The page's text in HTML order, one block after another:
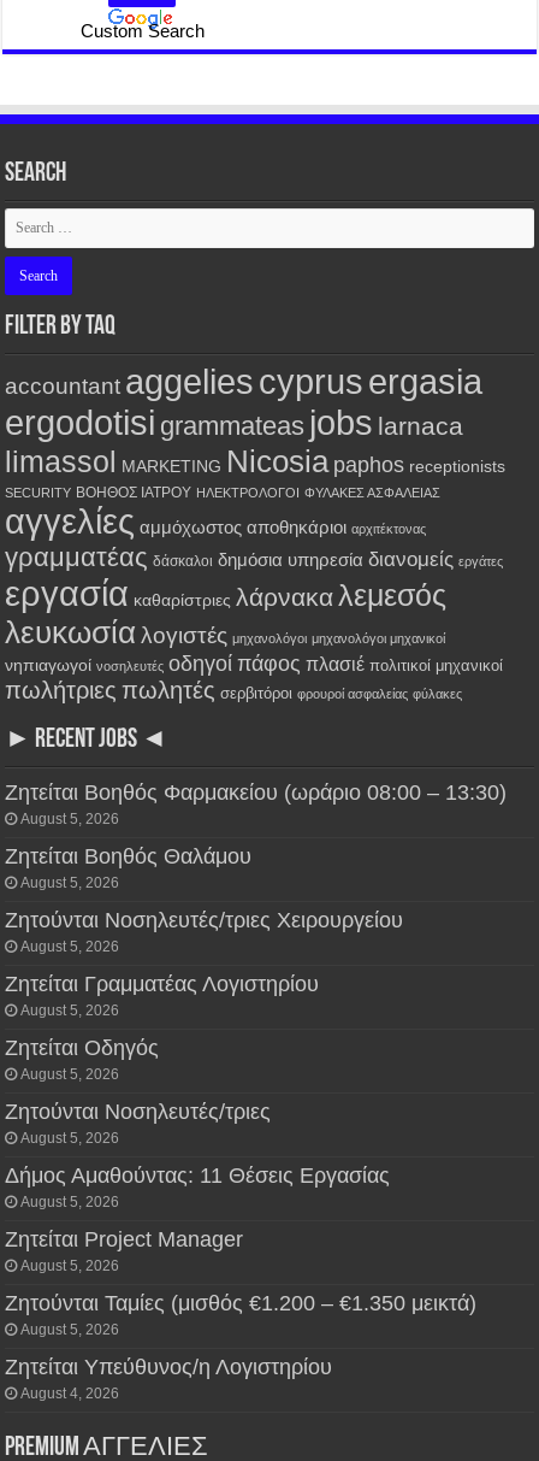
Custom Search
Search
FILTER BY TAQ
accountant aggeliescyprusergasia
ergodotisi grammateas jobs larnaca
limassol MARKETING Nicosia paphos receptionists
SECURITY ΒΟΗΘΟΣ ΙΑΤΡΟΥ ΗΛΕΚΤΡΟΛΟΓΟΙ ΦΥΛΑΚΕΣ ΑΣΦΑΛΕΙΑΣ
αγγελίες αμμόχωστος αποθηκάριοι αρχιτέκτονας
γραμματέας δάσκαλοι δημόσια υπηρεσία διανομείς εργάτες
εργασία καθαρίστριες λάρνακα λεμεσός
λευκωσία λογιστές μηχανολόγοι μηχανολόγοι μηχανικοί
νηπιαγωγοί νοσηλευτές οδηγοί πάφος πλασιέ πολιτικοί μηχανικοί
πωλήτριες πωλητές σερβιτόροι φρουροί ασφαλείας φύλακες
► RECENT JOBS ◄
Ζητείται Βοηθός Φαρμακείου (ωράριο 08:00 – 13:30)
August 5, 2026
Ζητείται Βοηθός Θαλάμου
August 5, 2026
Ζητούνται Νοσηλευτές/τριες Χειρουργείου
August 5, 2026
Ζητείται Γραμματέας Λογιστηρίου
August 5, 2026
Ζητείται Οδηγός
August 5, 2026
Ζητούνται Νοσηλευτές/τριες
August 5, 2026
Δήμος Αμαθούντας: 11 Θέσεις Εργασίας
August 5, 2026
Ζητείται Project Manager
August 5, 2026
Ζητούνται Ταμίες (μισθός €1.200 – €1.350 μεικτά)
August 5, 2026
Ζητείται Υπεύθυνος/η Λογιστηρίου
August 4, 2026
PREMIUM ΑΓΓΕΛΙΕΣ